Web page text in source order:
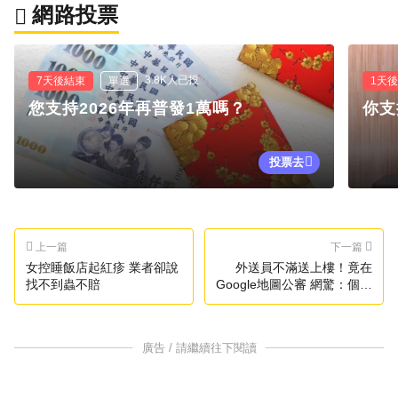
網路投票
7天後結束 單選 3.8K人已投
您支持2026年再普發1萬嗎？
投票去
1天
你
上一篇
女控睡飯店起紅疹 業者卻說
找不到蟲不賠
下一篇
外送員不滿送上樓！竟在
Google地圖公審 網驚：個資
全露
廣告 / 請繼續往下閱讀